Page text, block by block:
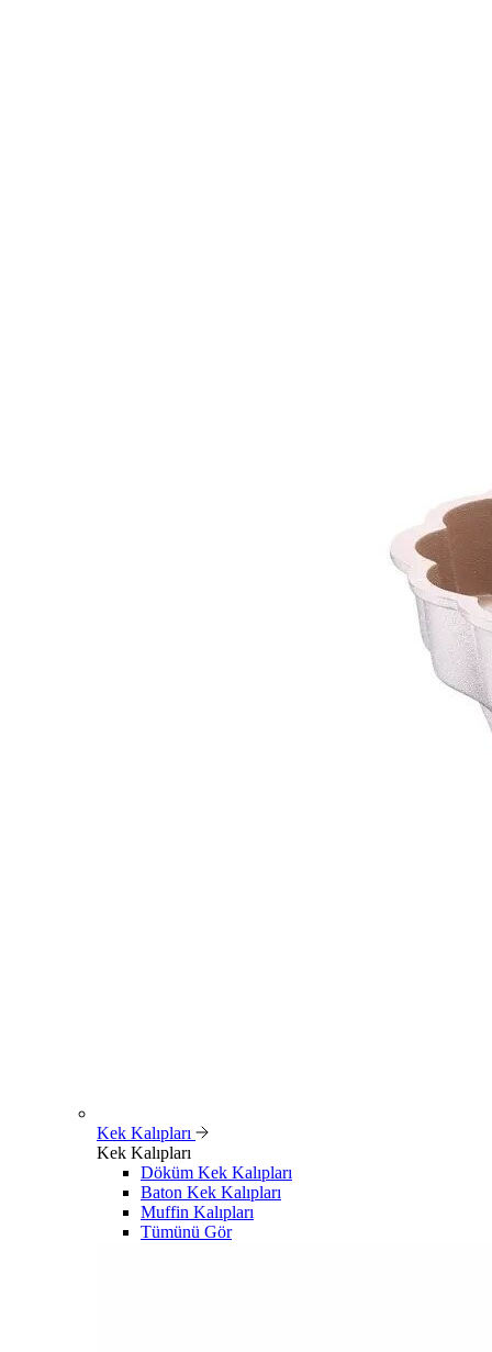
Kek Kalıpları
Kek Kalıpları
Döküm Kek Kalıpları
Baton Kek Kalıpları
Muffin Kalıpları
Tümünü Gör